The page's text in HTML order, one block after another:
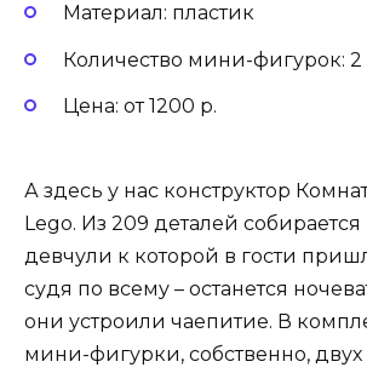
Материал: пластик
Количество мини-фигурок: 2
Цена: от 1200 р.
А здесь у нас конструктор
Lego. Из 209 деталей собирается
девчули к которой в гости
судя по всему – останется
они устроили чаепитие. В
мини-фигурки, собственно, двух